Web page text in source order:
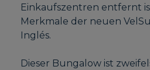
Einkaufszentren entfernt
Merkmale der neuen
Inglés.
Dieser Bungalow ist